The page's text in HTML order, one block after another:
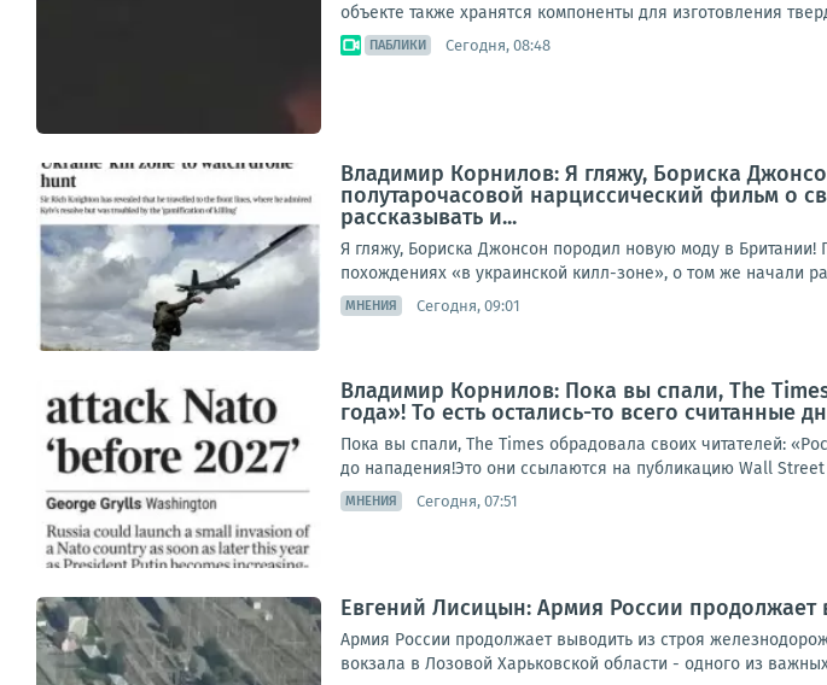
объекте также хранятся компоненты для изготовления
ПАБЛИКИ Сегодня, 08:48
Владимир Корнилов: Я гляжу, Бориска
полутарочасовой нарциссический фильм о
рассказывать и...
Я гляжу, Бориска Джонсон породил новую моду в Британии!
похождениях «в украинской килл-зоне», о том же начали
МНЕНИЯ Сегодня, 09:01
Владимир Корнилов: Пока вы спали, The
года»! То есть остались-то всего считанные
Пока вы спали, The Times обрадовала своих читателей:
до нападения!Это они ссылаются на публикацию Wall Street
МНЕНИЯ Сегодня, 07:51
Евгений Лисицын: Армия России
Армия России продолжает выводить из строя
вокзала в Лозовой Харьковской области - одного из